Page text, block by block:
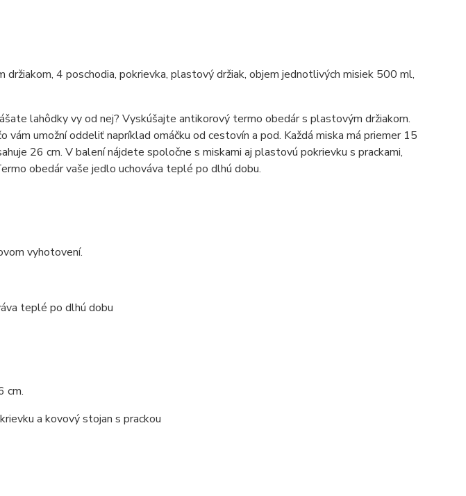
držiakom, 4 poschodia, pokrievka, plastový držiak, objem jednotlivých misiek 500 ml,
lahôdky vy od nej? Vyskúšajte antikorový termo obedár s plastovým držiakom.
vám umožní oddeliť napríklad omáčku od cestovín a pod. Každá miska má priemer 15
26 cm. V balení nájdete spoločne s miskami aj plastovú pokrievku s prackami,
obedár vaše jedlo uchováva teplé po dlhú dobu.
vyhotovení.
teplé po dlhú dobu
cm.
a kovový stojan s prackou